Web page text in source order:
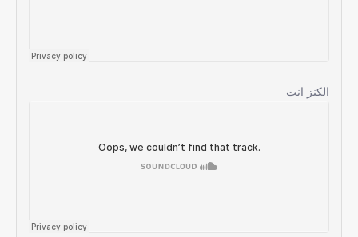
الكنز انت